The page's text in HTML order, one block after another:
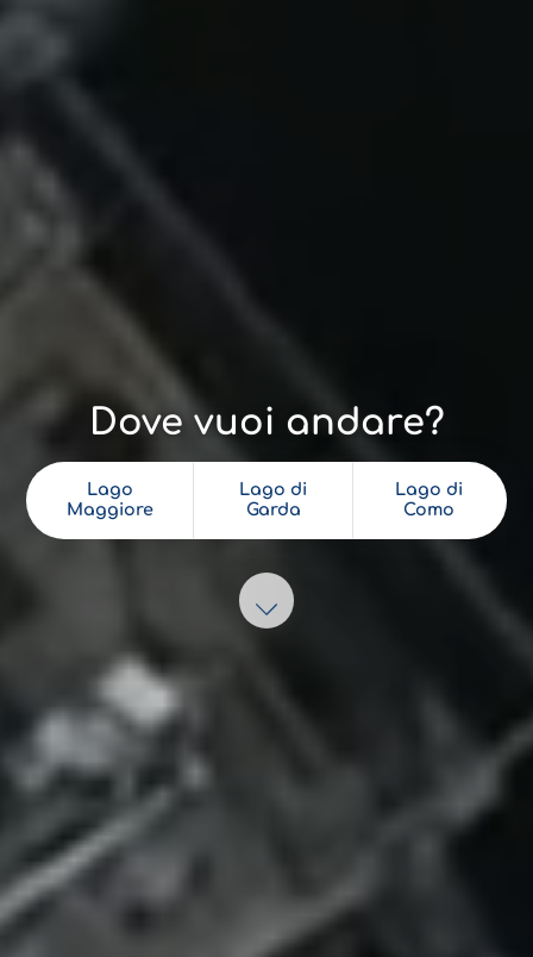
Dove vuoi andare?
Lago
Maggiore
Lago di
Garda
Lago di
Como